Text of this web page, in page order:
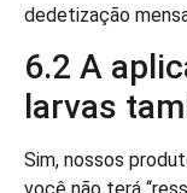
dedetização
6.2 A
larvas
Sim, nossos